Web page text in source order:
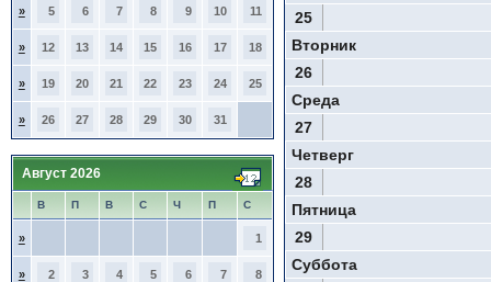
» 5 6 7 8 9 10 11
» 12 13 14 15 16 17 18
» 19 20 21 22 23 24 25
» 26 27 28 29 30 31
Август 2026
В П В С Ч П С
» 1
» 2 3 4 5 6 7 8
25
Вторник
26
Среда
27
Четверг
28
Пятница
29
Суббота